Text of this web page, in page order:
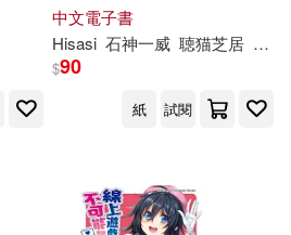
中文電子書
Hisasi 石神一威 聴猫芝居
$90
紙 試閱